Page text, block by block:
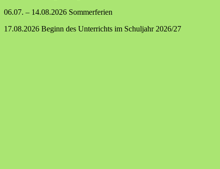
06.07. – 14.08.2026 Sommerferien
17.08.2026 Beginn des Unterrichts im Schuljahr 2026/27